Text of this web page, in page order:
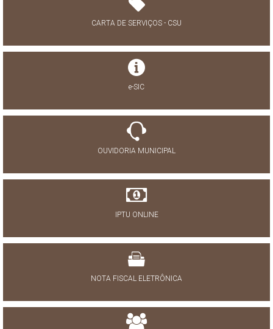
CARTA DE SERVIÇOS - CSU
e-SIC
OUVIDORIA MUNICIPAL
IPTU ONLINE
NOTA FISCAL ELETRÔNICA